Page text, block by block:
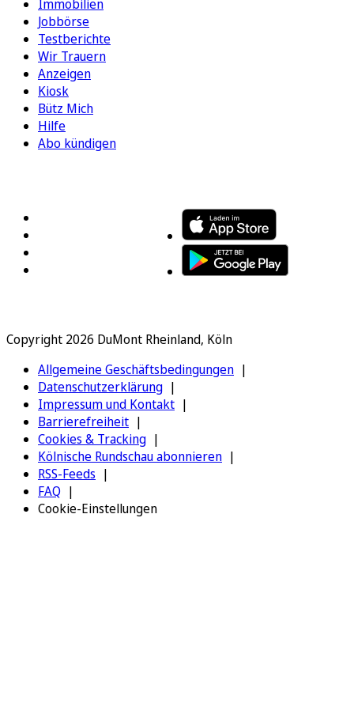
Immobilien
Jobbörse
Testberichte
Wir Trauern
Anzeigen
Kiosk
Bütz Mich
Hilfe
Abo kündigen
Copyright 2026 DuMont Rheinland, Köln
Allgemeine Geschäftsbedingungen
Datenschutzerklärung
Impressum und Kontakt
Barrierefreiheit
Cookies & Tracking
Kölnische Rundschau abonnieren
RSS-Feeds
FAQ
Cookie-Einstellungen